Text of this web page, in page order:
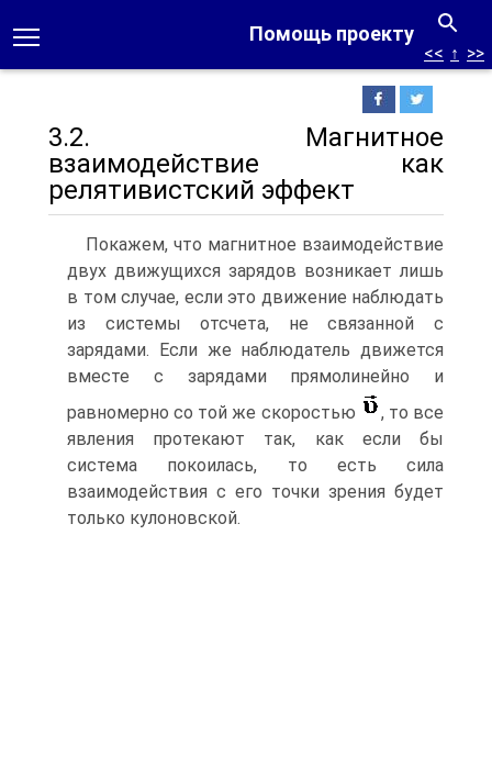
Помощь проекту
<< ↑ >>
3.2. Магнитное
взаимодействие как
релятивистский эффект
Покажем, что магнитное взаимодействие
двух движущихся зарядов возникает лишь
в том случае, если это движение наблюдать
из системы отсчета, не связанной с
зарядами. Если же наблюдатель движется
вместе с зарядами прямолинейно и
равномерно со той же скоростью
, то все
явления протекают так, как если бы
система покоилась, то есть сила
взаимодействия с его точки зрения будет
только кулоновской.